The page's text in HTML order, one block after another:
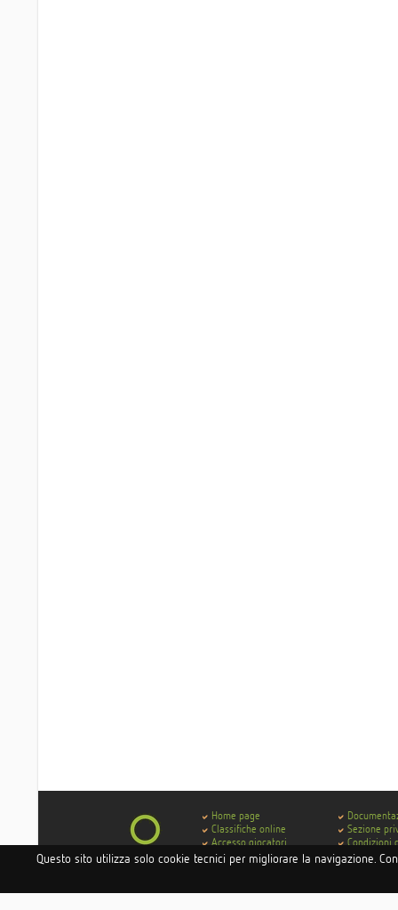
Questo sito utilizza solo cookie tecnici per migliorare la navigazione.
Home page
Classifiche online
Accesso giocatori
Accesso hotel e istituti
Accesso circoli
Sezione
Condizioni
Contatti